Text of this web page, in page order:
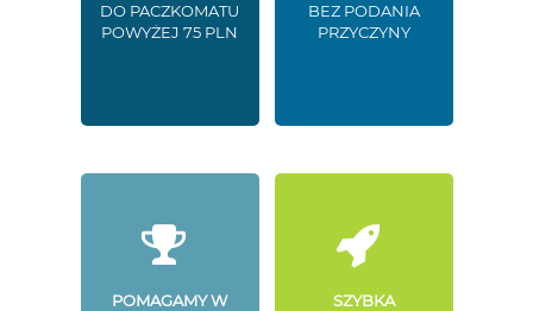
DO PACZKOMATU
POWYŻEJ 75 PLN
BEZ PODANIA
PRZYCZYNY
POMAGAMY W
SZYBKA